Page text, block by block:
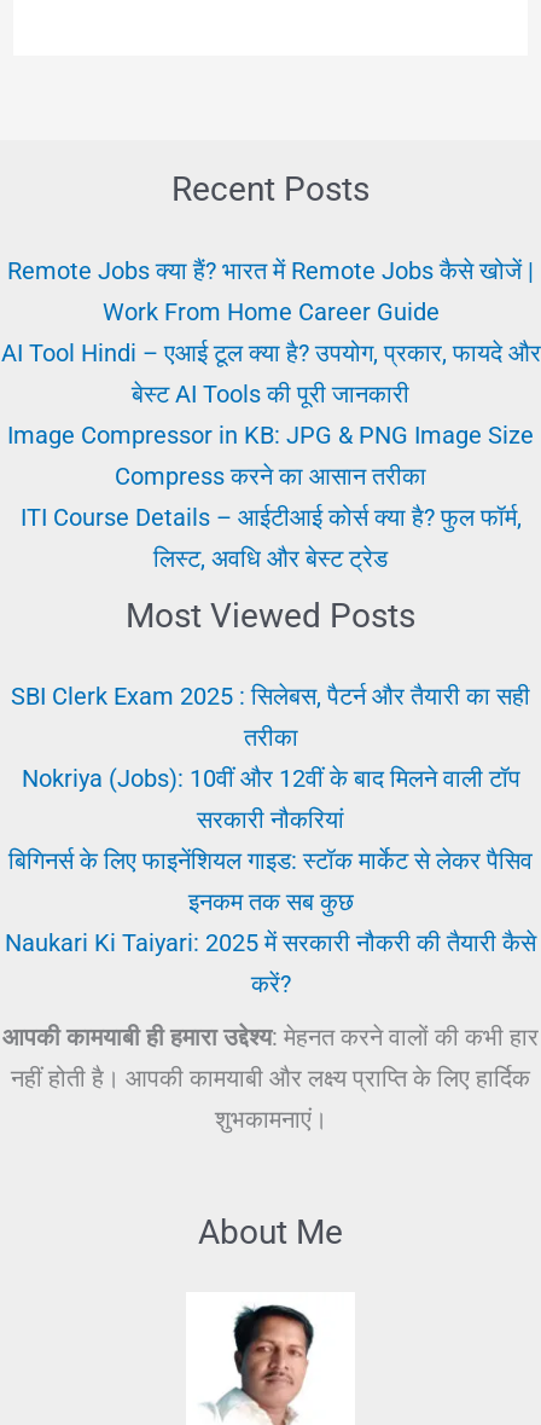
Govt
2025
Sarkari
Recent Posts
Remote Jobs क्या हैं? भारत में Remote Jobs कैसे खोजें |
Work From Home Career Guide
AI Tool Hindi – एआई टूल क्या है? उपयोग, प्रकार, फायदे और
बेस्ट AI Tools की पूरी जानकारी
Image Compressor in KB: JPG & PNG Image Size
Compress करने का आसान तरीका
ITI Course Details – आईटीआई कोर्स क्या है? फुल फॉर्म,
लिस्ट, अवधि और बेस्ट ट्रेड
Most Viewed Posts
SBI Clerk Exam 2025 : सिलेबस, पैटर्न और तैयारी का सही
तरीका
Nokriya (Jobs): 10वीं और 12वीं के बाद मिलने वाली टॉप
सरकारी नौकरियां
बिगिनर्स के लिए फाइनेंशियल गाइड: स्टॉक मार्केट से लेकर पैसिव
इनकम तक सब कुछ
Naukari Ki Taiyari: 2025 में सरकारी नौकरी की तैयारी कैसे
करें?
आपकी कामयाबी ही हमारा उद्देश्य: मेहनत करने वालों की कभी हार
नहीं होती है। आपकी कामयाबी और लक्ष्य प्राप्ति के लिए हार्दिक
शुभकामनाएं।
About Me